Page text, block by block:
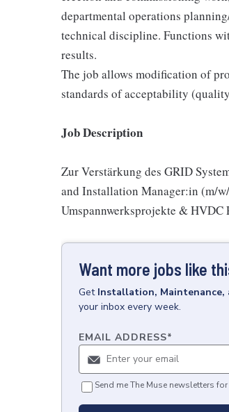
departmental operations
technical discipline. Functions
results.
The job allows modification of
standards of acceptability
Job Description
Zur Verstärkung des GRID
and Installation Manager:in (m/
Umspannwerksprojekte & HVDC
Want more jobs like
Get Installation, Maintenance,
your inbox every week.
EMAIL ADDRESS*
Send me The Muse newsletters